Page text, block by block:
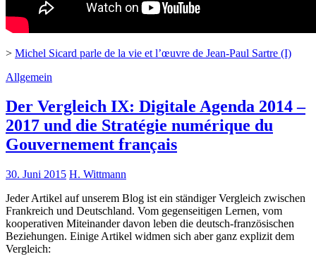
> Michel Sicard parle de la vie et l’œuvre de Jean-Paul Sartre (I)
Allgemein
Der Vergleich IX: Digitale Agenda 2014 –
2017 und die Stratégie numérique du
Gouvernement français
30. Juni 2015 H. Wittmann
Jeder Artikel auf unserem Blog ist ein ständiger Vergleich zwischen
Frankreich und Deutschland. Vom gegenseitigen Lernen, vom
kooperativen Miteinander davon leben die deutsch-französischen
Beziehungen. Einige Artikel widmen sich aber ganz explizit dem
Vergleich: